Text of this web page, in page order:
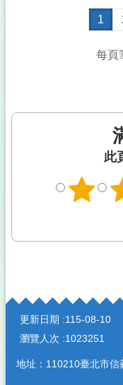
1
每頁
此
:::
更新日期
115-08-10
瀏覽人次
1023251
地址：110210臺北市